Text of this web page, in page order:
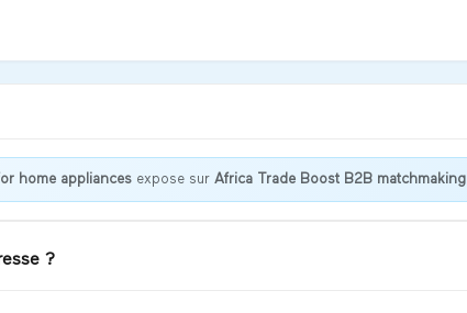
co.
home appliances expose sur Africa Trade Boost B2B matchmaking
?